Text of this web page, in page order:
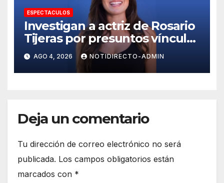
ESPECTACULOS
Investigan a actriz de Rosario
Tijeras por presuntos vínculos
con red de huachicol fiscal
AGO 4, 2026 NOTIDIRECTO-ADMIN
Deja un comentario
Tu dirección de correo electrónico no será
publicada. Los campos obligatorios están
marcados con *